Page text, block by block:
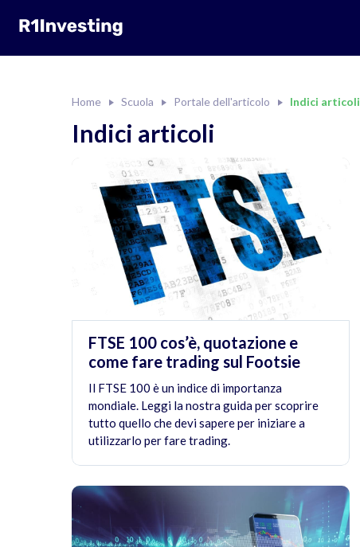
Home Scuola Portale dell'articolo Indici articoli
Indici articoli
FTSE 100 cos’è, quotazione e
come fare trading sul Footsie
Il FTSE 100 è un indice di importanza
mondiale. Leggi la nostra guida per scoprire
tutto quello che devi sapere per iniziare a
utilizzarlo per fare trading.